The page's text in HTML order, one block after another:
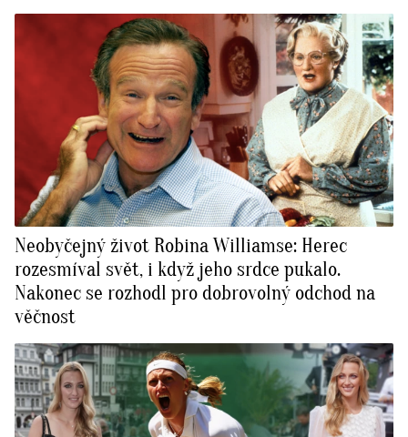
Neobyčejný život Robina Williamse: Herec
rozesmíval svět, i když jeho srdce pukalo.
Nakonec se rozhodl pro dobrovolný odchod na
věčnost